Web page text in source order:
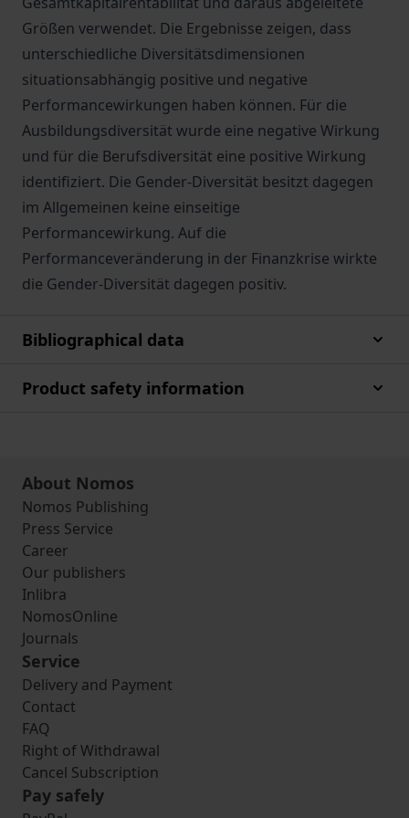
Größen verwendet. Die Ergebnisse zeigen, dass
unterschiedliche Diversitätsdimensionen
situationsabhängig positive und negative
Performancewirkungen haben können. Für die
Ausbildungsdiversität wurde eine negative Wirkung
und für die Berufsdiversität eine positive Wirkung
identifiziert. Die Gender-Diversität besitzt dagegen
im Allgemeinen keine einseitige
Performancewirkung. Auf die
Performanceveränderung in der Finanzkrise wirkte
die Gender-Diversität dagegen positiv.
Bibliographical data
Product safety information
About Nomos
Nomos Publishing
Press Service
Career
Our publishers
Inlibra
NomosOnline
Journals
Service
Delivery and Payment
Contact
FAQ
Right of Withdrawal
Cancel Subscription
Pay safely